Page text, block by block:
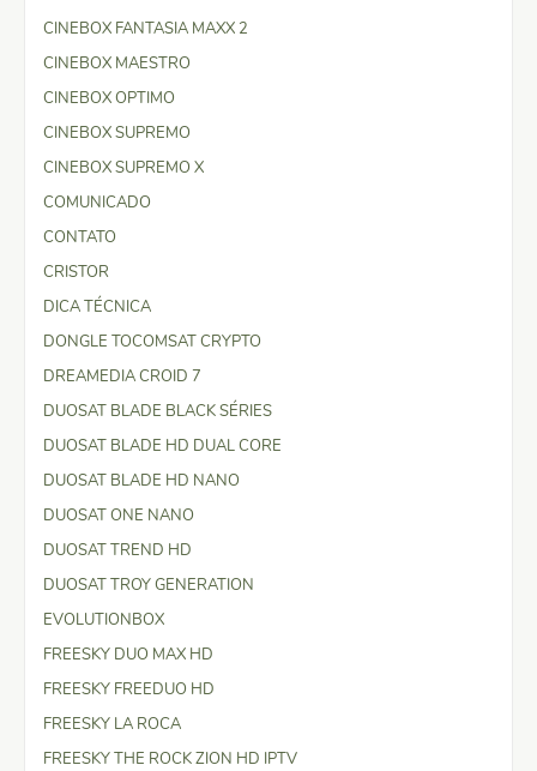
CINEBOX FANTASIA MAXX 2
CINEBOX MAESTRO
CINEBOX OPTIMO
CINEBOX SUPREMO
CINEBOX SUPREMO X
COMUNICADO
CONTATO
CRISTOR
DICA TÉCNICA
DONGLE TOCOMSAT CRYPTO
DREAMEDIA CROID 7
DUOSAT BLADE BLACK SÉRIES
DUOSAT BLADE HD DUAL CORE
DUOSAT BLADE HD NANO
DUOSAT ONE NANO
DUOSAT TREND HD
DUOSAT TROY GENERATION
EVOLUTIONBOX
FREESKY DUO MAX HD
FREESKY FREEDUO HD
FREESKY LA ROCA
FREESKY THE ROCK ZION HD IPTV